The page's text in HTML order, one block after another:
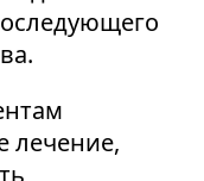
лечение,